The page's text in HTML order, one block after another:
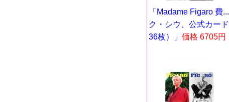
「Madame Figaro 費...
ク・シウ、公式カード
36枚）」 価格 6705円